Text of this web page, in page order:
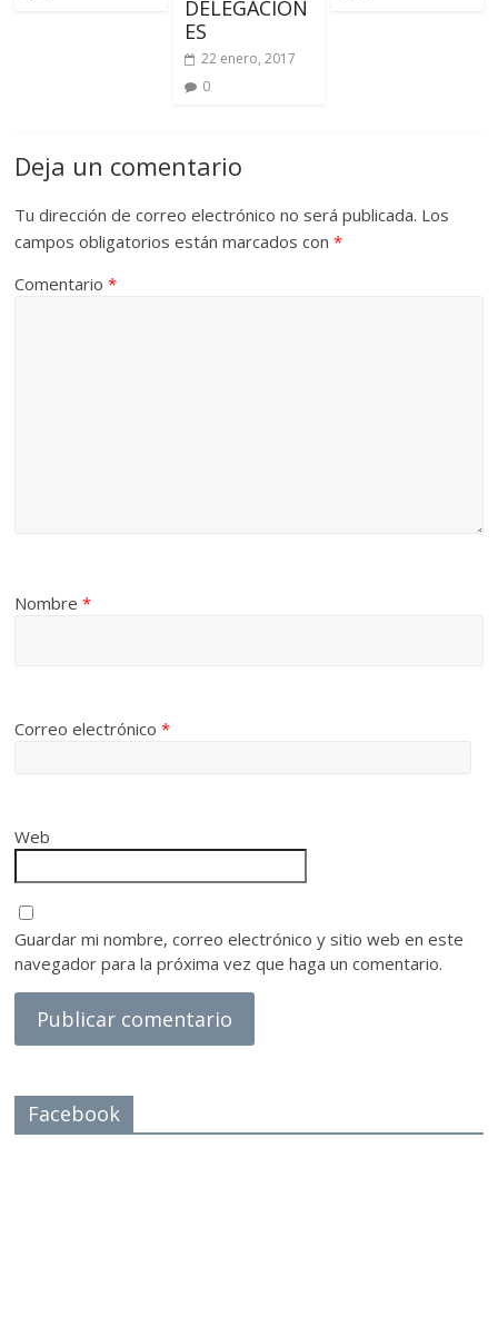
DELEGACION
ES
22 enero, 2017
0
Deja un comentario
Tu dirección de correo electrónico no será publicada. Los
campos obligatorios están marcados con*
Comentario*
Nombre*
Correo electrónico*
Web
Guardar mi nombre, correo electrónico y sitio web en este
navegador para la próxima vez que haga un comentario.
Facebook